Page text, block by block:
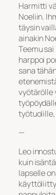
Harmitti
Noeliin.
täysin
ainakin
Teemu
harppoi
sana
vyötärölle
työtuolille,
—
Leo
kuin
lapselle